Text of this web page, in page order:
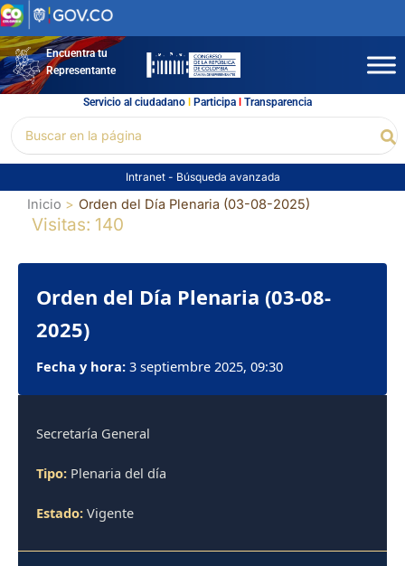
Ir
al
contenidoEncuentra tu
Representante
Servicio al ciudadano l Participal Transparencia
por:
Intranet - Búsqueda avanzada
Inicio Orden del Día Plenaria (03-08-2025)
Visitas: 140
Orden del Día Plenaria (03-08-
2025)
Fecha y hora: 3 septiembre 2025, 09:30
Secretaría General
Tipo: Plenaria del día
Estado: Vigente